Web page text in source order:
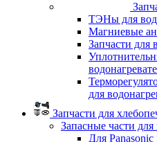
ТЭНы для
Магниевые
Запчасти для
для
Запчасти для
Запасные части
Для Panasonic